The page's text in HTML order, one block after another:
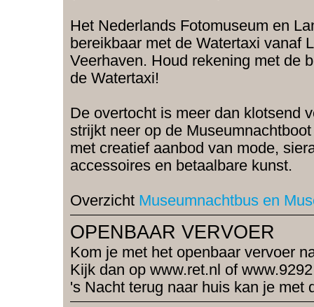
Het Nederlands Fotomuseum en
bereikbaar met de Watertaxi vanaf
Veerhaven. Houd rekening met de
de Watertaxi!
De overtocht is meer dan klotsend
strijkt neer op de
met creatief aanbod van mode,
accessoires en betaalbare kunst.
Overzicht Museumnachtbus en
OPENBAAR VERVOER
Kom je met het openbaar vervoer
Kijk dan op www.ret.nl of
's Nacht terug naar huis kan je met